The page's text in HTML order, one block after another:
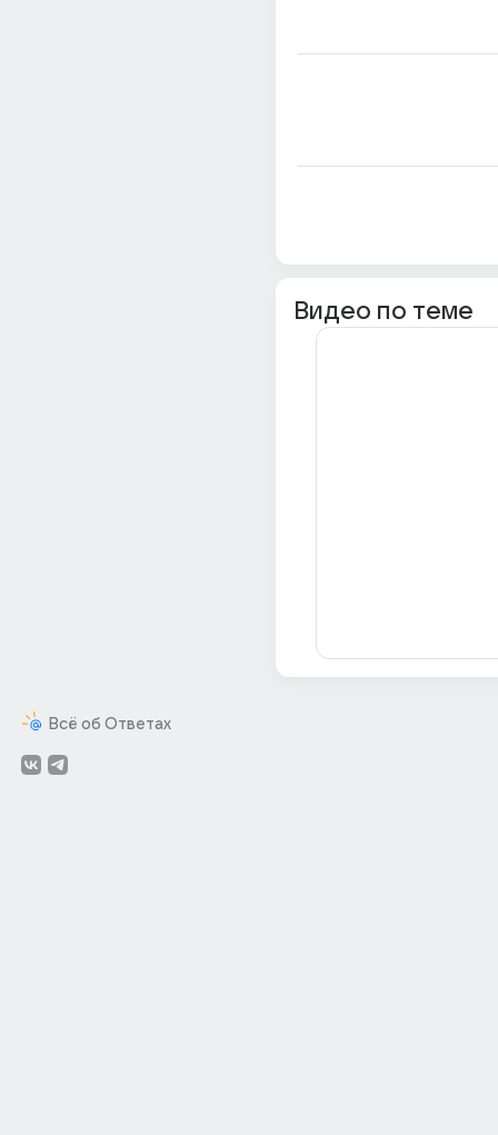
Всё об Ответах
Видео по теме